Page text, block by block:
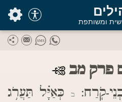
ומשותפת
פרק מב
קֹֽרַח:ב
כְּאַיָּ֗ל תַּעֲרֹ֥ג